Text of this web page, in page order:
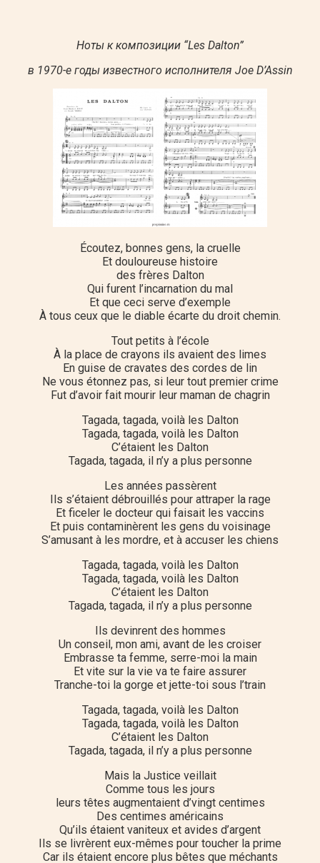
Ноты к композиции “Les Dalton”
в 1970-е годы известного исполнителя Joe D’Assin
Écoutez, bonnes gens, la cruelle
Et douloureuse histoire
des frères Dalton
Qui furent l’incarnation du mal
Et que ceci serve d’exemple
À tous ceux que le diable écarte du droit chemin.
Tout petits à l’école
À la place de crayons ils avaient des limes
En guise de cravates des cordes de lin
Ne vous étonnez pas, si leur tout premier crime
Fut d’avoir fait mourir leur maman de chagrin
Tagada, tagada, voilà les Dalton
Tagada, tagada, voilà les Dalton
C’étaient les Dalton
Tagada, tagada, il n’y a plus personne
Les années passèrent
Ils s’étaient débrouillés pour attraper la rage
Et ficeler le docteur qui faisait les vaccins
Et puis contaminèrent les gens du voisinage
S’amusant à les mordre, et à accuser les chiens
Tagada, tagada, voilà les Dalton
Tagada, tagada, voilà les Dalton
C’étaient les Dalton
Tagada, tagada, il n’y a plus personne
Ils devinrent des hommes
Un conseil, mon ami, avant de les croiser
Embrasse ta femme, serre-moi la main
Et vite sur la vie va te faire assurer
Tranche-toi la gorge et jette-toi sous l’train
Tagada, tagada, voilà les Dalton
Tagada, tagada, voilà les Dalton
C’étaient les Dalton
Tagada, tagada, il n’y a plus personne
Mais la Justice veillait
Comme tous les jours
leurs têtes augmentaient d’vingt centimes
Des centimes américains
Qu’ils étaient vaniteux et avides d’argent
Ils se livrèrent eux-mêmes pour toucher la prime
Car ils étaient encore plus bêtes que méchants